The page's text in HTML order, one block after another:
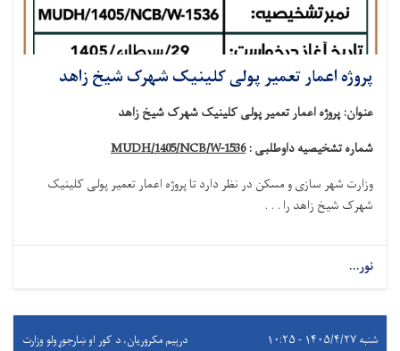
پروژه اعمار تعمیر پولی کلینیک شهرک شیخ زاهد
عنوان: پروژه اعمار تعمیر پولی کلینیک شهرک شیخ زاهد
شماره تشخیصیه داوطلبی :MUDH/1405/NCB/W-1536
وزارت شهر سازی و مسکن در نظر دارد تاپروژه اعمار تعمیرپولی کلینیک
شهرک شیخ زاهد را . . .
نور...
شنبه ۱۴۰۵/۴/۲۷ - ۱۰:۲۵ درېيم مکروریان، د کور او ښارجوړولو وزارت